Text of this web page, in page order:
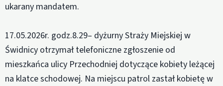
ukarany mandatem.
17.05.2026r. godz.8.29– dyżurny Straży Miejskiej w
Świdnicy otrzymał telefoniczne zgłoszenie od
mieszkańca ulicy Przechodniej dotyczące kobiety leżącej
na klatce schodowej. Na miejscu patrol zastał kobietę w